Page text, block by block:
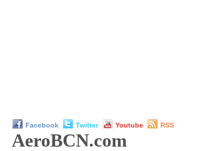
Facebook Twitter Youtube RSS
AeroBCN.com